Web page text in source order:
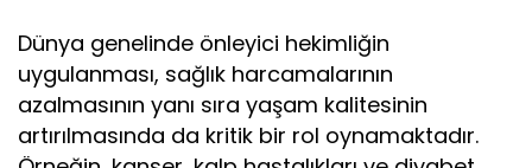
Dünya genelinde önleyici hekimliğin
uygulanması, sağlık harcamalarının
azalmasının yanı sıra yaşam kalitesinin
artırılmasında da kritik bir rol oynamaktadır.